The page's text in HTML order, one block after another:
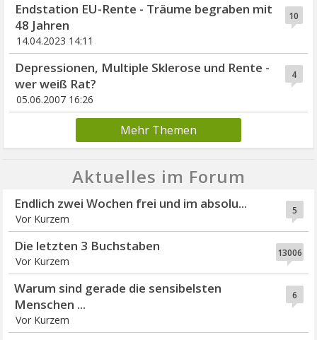
10
Endstation EU-Rente - Träume begraben mit
48 Jahren
14.04.2023 14:11
4
Depressionen, Multiple Sklerose und Rente -
wer weiß Rat?
05.06.2007 16:26
Mehr Themen
Aktuelles im Forum
5
Endlich zwei Wochen frei und im absolu...
Vor Kurzem
13006
Die letzten 3 Buchstaben
Vor Kurzem
6
Warum sind gerade die sensibelsten
Menschen ...
Vor Kurzem